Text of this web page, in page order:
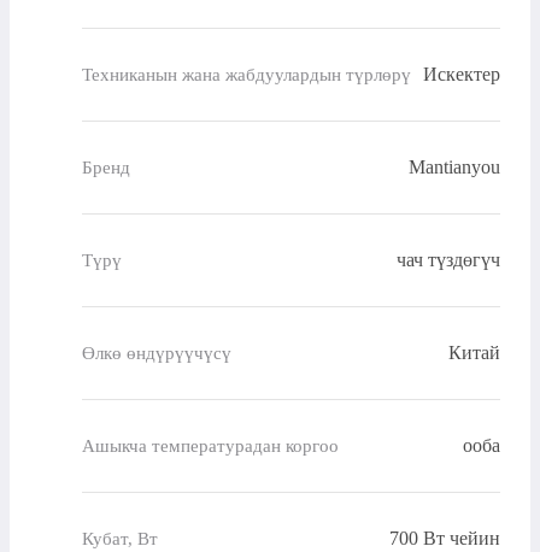
Техниканын жана жабдуулардын түрлөрү Искектер
Бренд Mantianyou
Түрү чач түздөгүч
Өлкө өндүрүүчүсү Китай
Ашыкча температурадан коргоо ооба
Кубат, Вт 700 Вт чейин